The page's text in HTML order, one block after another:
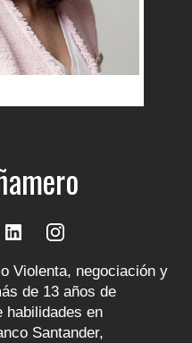
Violenta, negociación y
de 13 años de
habilidades en
Santander,